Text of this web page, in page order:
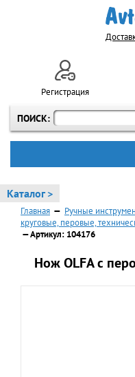
ПОИСК:
Регистрация
Каталог >
Главная — Ручные
круговые, перовые,
— Артикул: 104176
Нож OLFA с